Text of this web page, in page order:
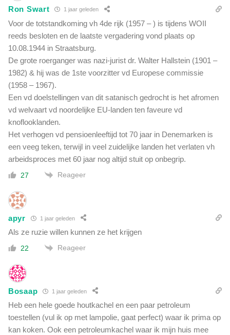
Ron Swart 1 jaar geleden
Voor de totstandkoming vh 4de rijk (1957 – ) is tijdens WOII
reeds besloten en de laatste vergadering vond plaats op
10.08.1944 in Straatsburg.
De grote roerganger was nazi-jurist dr. Walter Hallstein (1901 –
1982) & hij was de 1ste voorzitter vd Europese commissie
(1958 – 1967).
Een vd doelstellingen van dit satanisch gedrocht is het afromen
vd welvaart vd noordelijke EU-landen ten faveure vd
knoflooklanden.
Het verhogen vd pensioenleeftijd tot 70 jaar in Denemarken is
een veeg teken, terwijl in veel zuidelijke landen het verlaten vh
arbeidsproces met 60 jaar nog altijd stuit op onbegrip.
27 Reageer
apyr 1 jaar geleden
Als ze ruzie willen kunnen ze het krijgen
22 Reageer
Bosaap 1 jaar geleden
Heb een hele goede houtkachel en een paar petroleum
toestellen (vul ik op met lampolie, gaat perfect) waar ik prima op
kan koken. Ook een petroleumkachel waar ik mijn huis mee